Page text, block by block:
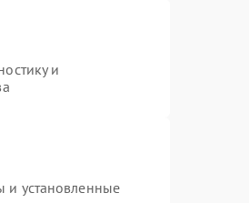
и
и установленные